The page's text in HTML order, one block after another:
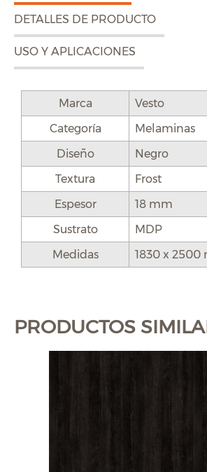
DETALLES DE PRODUCTO
USO Y APLICACIONES
Marca
Vesto
Categoría
Melaminas
Diseño
Negro
Textura
Frost
Espesor
18 mm
Sustrato
MDP
Medidas
1830 x 2500
PRODUCTOS